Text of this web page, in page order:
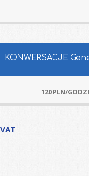
KONWERSACJE
120 PLN/